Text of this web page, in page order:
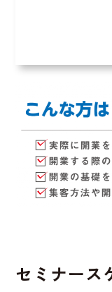
セミナース